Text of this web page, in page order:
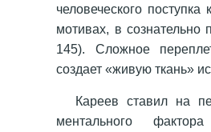
человеческого
мотивах, в
145). Сложное
создает «живую ткань»
Кареев ставил на
ментального